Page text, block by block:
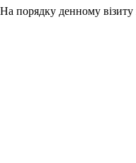
На порядку денному візиту